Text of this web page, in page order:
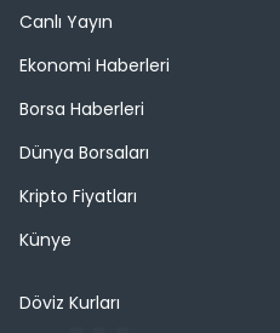
Canlı Yayın
Ekonomi Haberleri
Borsa Haberleri
Dünya Borsaları
Kripto Fiyatları
Künye
Döviz Kurları